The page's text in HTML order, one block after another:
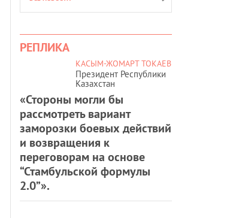
РЕПЛИКА
КАСЫМ-ЖОМАРТ ТОКАЕВ
Президент Республики
Казахстан
«Стороны могли бы
рассмотреть вариант
заморозки боевых действий
и возвращения к
переговорам на основе
“Стамбульской формулы
2.0”».